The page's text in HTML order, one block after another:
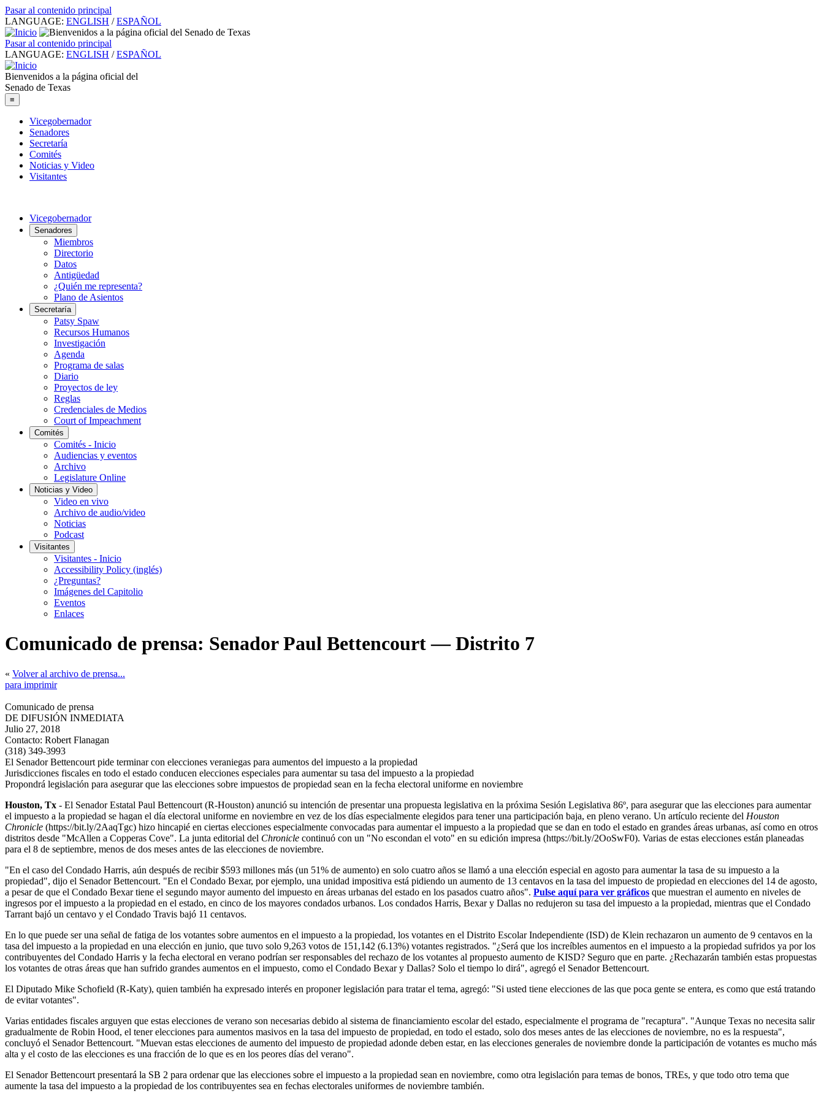
Pasar al contenido principal
LANGUAGE: ENGLISH / ESPAÑOL
Pasar al contenido principal
LANGUAGE: ENGLISH / ESPAÑOL
Bienvenidos a la página oficial del
Senado de Texas
≡
Vicegobernador
Senadores
Secretaría
Comités
Noticias y Video
Visitantes
Vicegobernador
Senadores
Miembros
Directorio
Datos
Antigüedad
¿Quién me representa?
Plano de Asientos
Secretaría
Patsy Spaw
Recursos Humanos
Investigación
Agenda
Programa de salas
Diario
Proyectos de ley
Reglas
Credenciales de Medios
Court of Impeachment
Comités
Comités - Inicio
Audiencias y eventos
Archivo
Legislature Online
Noticias y Video
Video en vivo
Archivo de audio/video
Noticias
Podcast
Visitantes
Visitantes - Inicio
Accessibility Policy (inglés)
¿Preguntas?
Imágenes del Capitolio
Eventos
Enlaces
Comunicado de prensa: Senador Paul Bettencourt — Distrito 7
« Volver al archivo de prensa...
para imprimir
Comunicado de prensa
DE DIFUSIÓN INMEDIATA
Julio 27, 2018
Contacto: Robert Flanagan
(318) 349-3993
El Senador Bettencourt pide terminar con elecciones veraniegas para aumentos del impuesto a la propiedad
Jurisdicciones fiscales en todo el estado conducen elecciones especiales para aumentar su tasa del impuesto a la propiedad
Propondrá legislación para asegurar que las elecciones sobre impuestos de propiedad sean en la fecha electoral uniforme en noviembre
Houston, Tx - El Senador Estatal Paul Bettencourt (R-Houston) anunció su intención de presentar una propuesta legislativa en la próxima Sesión Legislativa 86º, para asegurar que las elecciones para aumentar
el impuesto a la propiedad se hagan el día electoral uniforme en noviembre en vez de los días especialmente elegidos para tener una participación baja, en pleno verano. Un artículo reciente del Houston
Chronicle (https://bit.ly/2AaqTgc) hizo hincapié en ciertas elecciones especialmente convocadas para aumentar el impuesto a la propiedad que se dan en todo el estado en grandes áreas urbanas, así como en otros
distritos desde "McAllen a Copperas Cove". La junta editorial del Chronicle continuó con un "No escondan el voto" en su edición impresa (https://bit.ly/2OoSwF0). Varias de estas elecciones están planeadas
para el 8 de septiembre, menos de dos meses antes de las elecciones de noviembre.
"En el caso del Condado Harris, aún después de recibir $593 millones más (un 51% de aumento) en solo cuatro años se llamó a una elección especial en agosto para aumentar la tasa de su impuesto a la
propiedad", dijo el Senador Bettencourt. "En el Condado Bexar, por ejemplo, una unidad impositiva está pidiendo un aumento de 13 centavos en la tasa del impuesto de propiedad en elecciones del 14 de agosto,
a pesar de que el Condado Bexar tiene el segundo mayor aumento del impuesto en áreas urbanas del estado en los pasados cuatro años". Pulse aquí para ver gráficos que muestran el aumento en niveles de
ingresos por el impuesto a la propiedad en el estado, en cinco de los mayores condados urbanos. Los condados Harris, Bexar y Dallas no redujeron su tasa del impuesto a la propiedad, mientras que el Condado
Tarrant bajó un centavo y el Condado Travis bajó 11 centavos.
En lo que puede ser una señal de fatiga de los votantes sobre aumentos en el impuesto a la propiedad, los votantes en el Distrito Escolar Independiente (ISD) de Klein rechazaron un aumento de 9 centavos en la
tasa del impuesto a la propiedad en una elección en junio, que tuvo solo 9,263 votos de 151,142 (6.13%) votantes registrados. "¿Será que los increíbles aumentos en el impuesto a la propiedad sufridos ya por los
contribuyentes del Condado Harris y la fecha electoral en verano podrían ser responsables del rechazo de los votantes al propuesto aumento de KISD? Seguro que en parte. ¿Rechazarán también estas propuestas
los votantes de otras áreas que han sufrido grandes aumentos en el impuesto, como el Condado Bexar y Dallas? Solo el tiempo lo dirá", agregó el Senador Bettencourt.
El Diputado Mike Schofield (R-Katy), quien también ha expresado interés en proponer legislación para tratar el tema, agregó: "Si usted tiene elecciones de las que poca gente se entera, es como que está tratando
de evitar votantes".
Varias entidades fiscales arguyen que estas elecciones de verano son necesarias debido al sistema de financiamiento escolar del estado, especialmente el programa de "recaptura". "Aunque Texas no necesita salir
gradualmente de Robin Hood, el tener elecciones para aumentos masivos en la tasa del impuesto de propiedad, en todo el estado, solo dos meses antes de las elecciones de noviembre, no es la respuesta",
concluyó el Senador Bettencourt. "Muevan estas elecciones de aumento del impuesto de propiedad adonde deben estar, en las elecciones generales de noviembre donde la participación de votantes es mucho más
alta y el costo de las elecciones es una fracción de lo que es en los peores días del verano".
El Senador Bettencourt presentará la SB 2 para ordenar que las elecciones sobre el impuesto a la propiedad sean en noviembre, como otra legislación para temas de bonos, TREs, y que todo otro tema que
aumente la tasa del impuesto a la propiedad de los contribuyentes sea en fechas electorales uniformes de noviembre también.